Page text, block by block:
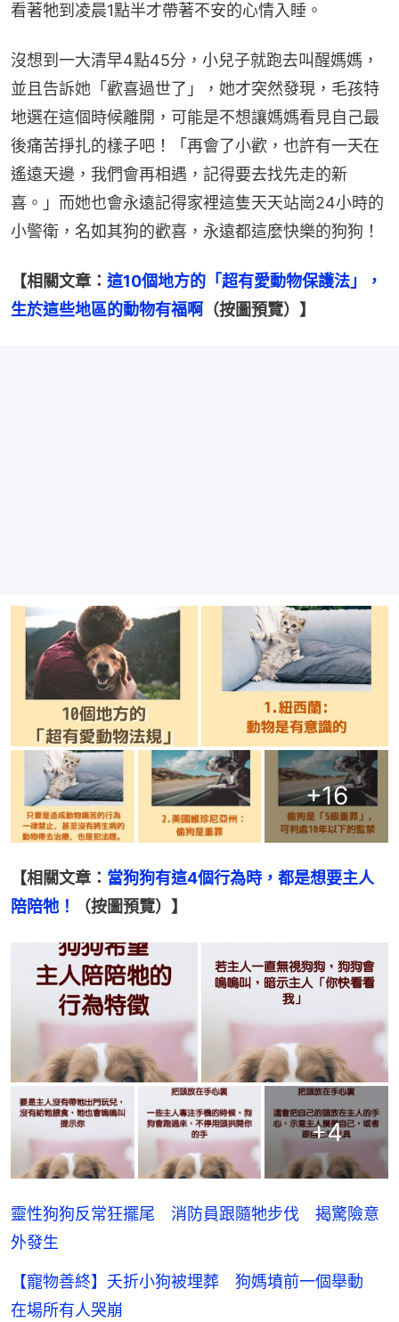
看著牠到凌晨1點半才帶著不安的心情入睡。
沒想到一大清早4點45分，小兒子就跑去叫醒媽媽，
並且告訴她「歡喜過世了」，她才突然發現，毛孩特
地選在這個時候離開，可能是不想讓媽媽看見自己最
後痛苦掙扎的樣子吧！「再會了小歡，也許有一天在
遙遠天邊，我們會再相遇，記得要去找先走的新
喜。」而她也會永遠記得家裡這隻天天站崗24小時的
小警衛，名如其狗的歡喜，永遠都這麼快樂的狗狗！
【相關文章： 這10個地方的「超有愛動物保護法」，
生於這些地區的動物有福啊 （按圖預覽）】
+16
【相關文章： 當狗狗有這4個行為時，都是想要主人
陪陪牠！
（按圖預覽）】
+4
靈性狗狗反常狂擺尾 消防員跟隨牠步伐 揭驚險意
外發生
【寵物善終】夭折小狗被埋葬 狗媽墳前一個舉動
在場所有人哭崩